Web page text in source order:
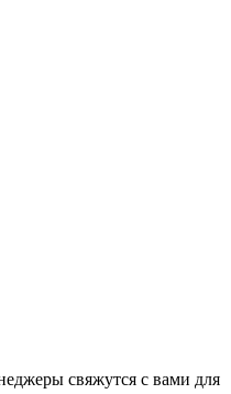
свяжутся с вами для